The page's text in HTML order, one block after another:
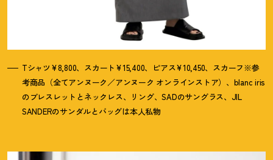
Tシャツ¥8,800、スカート¥15,400、ピアス¥10,450、スカーフ※参
考商品（全てアンヌーク／アンヌーク オンラインストア）、blanc iris
のブレスレットとネックレス、リング、SADのサングラス、JIL
SANDERのサンダルとバッグは本人私物